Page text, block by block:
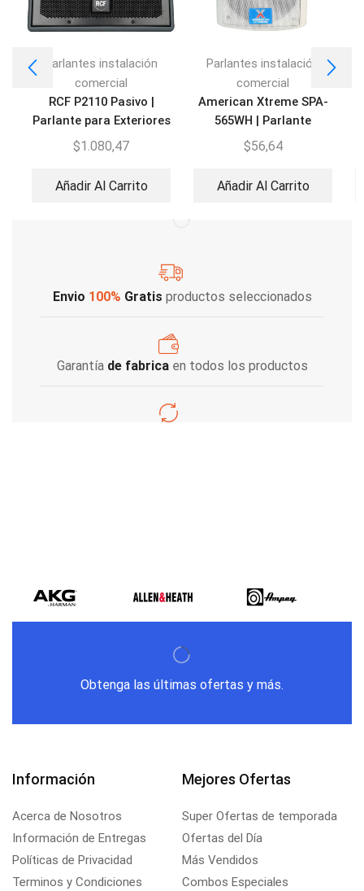
Parlantes instalación
comercial
RCF P2110 Pasivo |
Parlante para Exteriores
$1.080,47
Añadir Al Carrito
Parlantes instalación
comercial
American Xtreme SPA-
565WH | Parlante
ambiental 6,5″
$56,64
Añadir Al Carrito
Envio 100% Gratis productos seleccionados
Garantía de fabricaen todos los productos
Obtenga las últimas ofertas y más.
Información
Acerca de Nosotros
Información de Entregas
Políticas de Privacidad
Terminos y Condiciones
Mejores Ofertas
Super Ofertas de temporada
Ofertas del Día
Más Vendidos
Combos Especiales